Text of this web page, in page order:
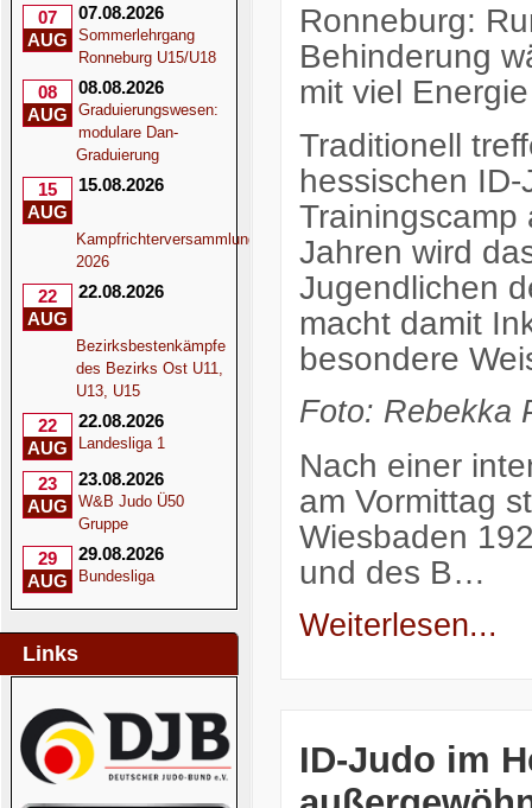
07
AUG
07.08.2026
Sommerlehrgang
Ronneburg U15/U18
08
AUG
08.08.2026
Graduierungswesen:
modulare Dan-
Graduierung
15
AUG
15.08.2026
Kampfrichterversammlung
2026
22
AUG
22.08.2026
Bezirksbestenkämpfe
des Bezirks Ost U11,
U13, U15
22
AUG
22.08.2026
Landesliga 1
23
AUG
23.08.2026
W&B Judo Ü50
Gruppe
29
AUG
29.08.2026
Bundesliga
Links
Ronneburg:
Behinderung
mit viel
Traditionell
hessischen
Jahren wird
Jugendlichen
macht damit
besondere
Foto: Rebekka
Nach einer
am Vormittag
Wiesbaden
und des B…
Weiterlesen...
ID-Judo im